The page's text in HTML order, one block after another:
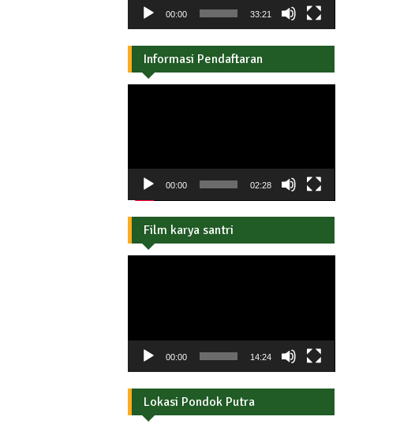
00:00 33:21
Informasi Pendaftaran
00:00 02:28
Film karya santri
00:00 14:24
Lokasi Pondok Putra